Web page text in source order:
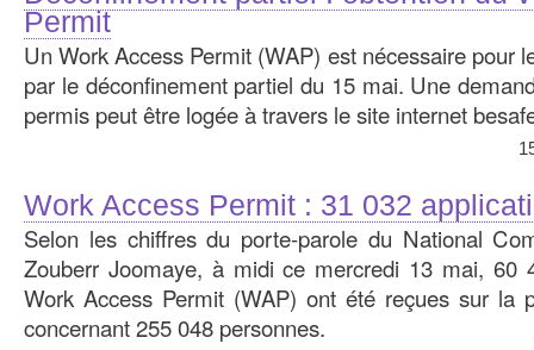
Permit
Un Work Access Permit (WAP) est nécessaire pour
par le déconfinement partiel du 15 mai. Une
permis peut être logée à travers le site internet
Work Access Permit : 31 032
Selon les chiffres du porte-parole du National
Zouberr Joomaye, à midi ce mercredi 13 mai, 60
Work Access Permit (WAP) ont été reçues sur la
concernant 255 048 personnes.